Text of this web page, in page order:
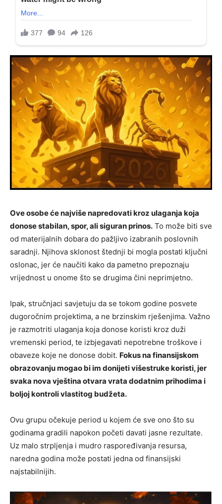
Ove osobe će najviše napredovati kroz ulaganja koja
donose stabilan, spor, ali siguran prinos. To može biti sve
od materijalnih dobara do pažljivo izabranih poslovnih
saradnji. Njihova sklonost štednji bi mogla postati ključni
oslonac, jer će naučiti kako da pametno prepoznaju
vrijednost u onome što se drugima čini neprimjetno.
Ipak, stručnjaci savjetuju da se tokom godine posvete
dugoročnim projektima, a ne brzinskim rješenjima. Važno
je razmotriti ulaganja koja donose koristi kroz duži
vremenski period, te izbjegavati nepotrebne troškove i
obaveze koje ne donose dobit. Fokus na finansijskom
obrazovanju mogao bi im donijeti višestruke koristi, jer
svaka nova vještina otvara vrata dodatnim prihodima i
boljoj kontroli vlastitog budžeta.
Ovu grupu očekuje period u kojem će sve ono što su
godinama gradili napokon početi davati jasne rezultate.
Uz malo strpljenja i mudro raspoređivanja resursa,
naredna godina može postati jedna od finansijski
najstabilnijih.